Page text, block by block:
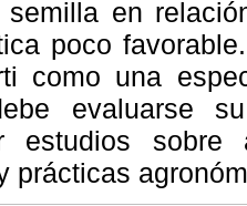
semilla en
poco
como una
evaluarse
estudios sobre
prácticas